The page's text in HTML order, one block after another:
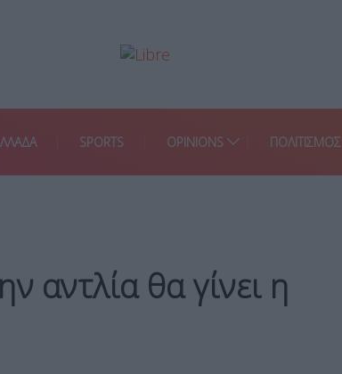
SPORTS OPINIONS ΠΟΛΙΤΙΣΜΟΣ
αντλία θα γίνει η